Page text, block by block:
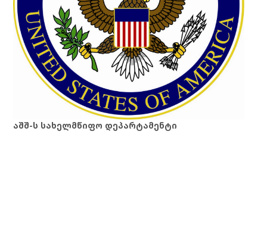
აშშ-ს სახელმწიფო დეპარტამენტი